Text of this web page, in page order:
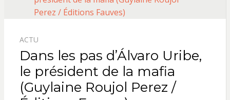
ACTU
Dans les pas d’Álvaro Uribe,
le président de la mafia
(Guylaine Roujol Perez /